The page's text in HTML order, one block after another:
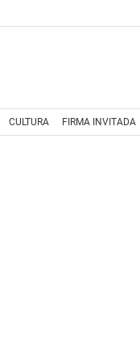
CULTURA FIRMA INVITADA